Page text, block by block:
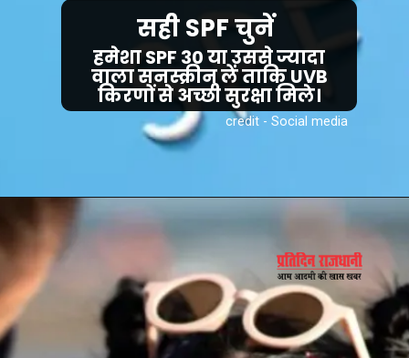
credit - Social media
हमेशा SPF 30 या उससे ज्यादा
वाला सनस्क्रीन लें ताकि UVB
किरणों से अच्छी सुरक्षा मिले।
सही SPF चुनें